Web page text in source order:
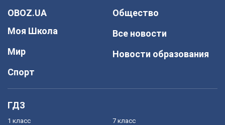
OBOZ.UA
Моя Школа
Мир
Спорт
Общество
Все новости
Новости образования
ГДЗ
1 класс 7 класс